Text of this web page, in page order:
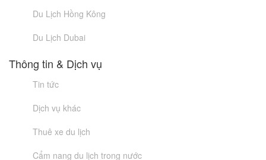
Du Lịch Hồng Kông
Du Lịch Dubai
Thông tin & Dịch vụ
Tin tức
Dịch vụ khác
Thuê xe du lịch
Cẩm nang du lịch trong nước